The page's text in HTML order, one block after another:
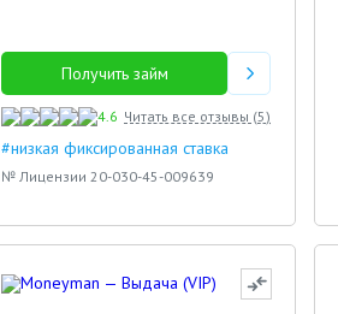
Получить займ
4.6 Читать все отзывы (5)
#низкая фиксированная ставка
№ Лицензии 20-030-45-009639